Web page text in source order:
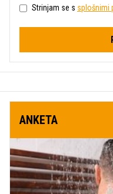
Strinjam se s splošnimi
ANKETA